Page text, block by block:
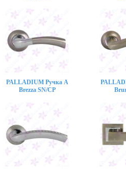
PALLADIUM Ручка A
Brezza SN/CP